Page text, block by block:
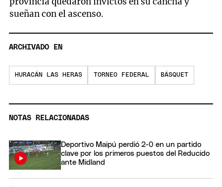
sueñan con el ascenso.
ARCHIVADO EN
HURACÁN LAS HERAS TORNEO FEDERAL BÁSQUET
NOTAS RELACIONADAS
Deportivo Maipú perdió 2-0 en un partido
clave por los primeros puestos del Reducido
ante Midland